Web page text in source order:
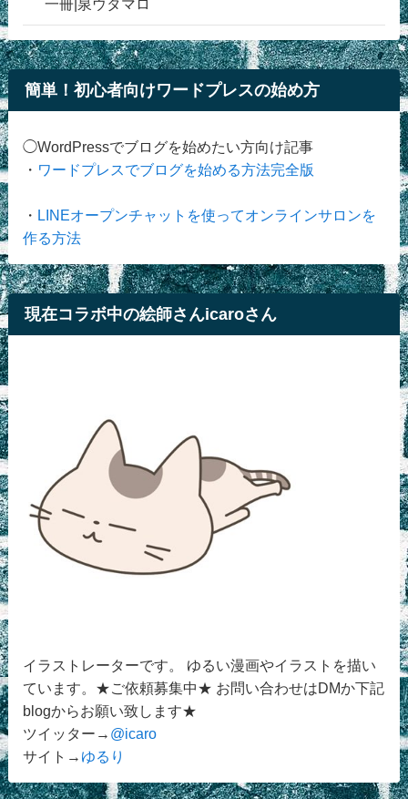
一冊|泉ウタマロ
簡単！初心者向けワードプレスの始め方
◯WordPressでブログを始めたい方向け記事
・ ワードプレスでブログを始める方法完全版
・ LINEオープンチャットを使ってオンラインサロンを
作る方法
現在コラボ中の絵師さんicaroさん
イラストレーターです。 ゆるい漫画やイラストを描い
ています。★ご依頼募集中★ お問い合わせはDMか下記
blogからお願い致します★
ツイッター→ @icaro
サイト→ ゆるり